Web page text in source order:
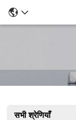
सभी श्रेणियाँ